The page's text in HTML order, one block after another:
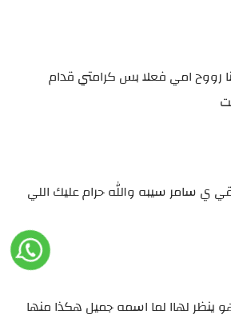
رووح امي فعلا بس كرامتي قدام
ي سامر سيبه والله حرام عليك اللي
لهاا لما اسمه جميل هكذا منها